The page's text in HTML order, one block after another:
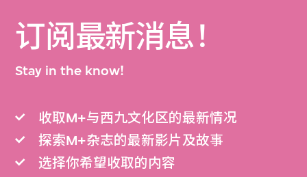
订阅最新消息！
Stay in the know!
收取M+与西九文化区的最新情况
探索M+杂志的最新影片及故事
选择你希望收取的内容